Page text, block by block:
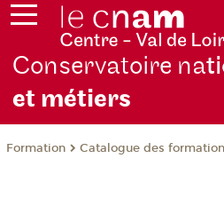
Conservatoire na
et métiers
Formation Catalogue des